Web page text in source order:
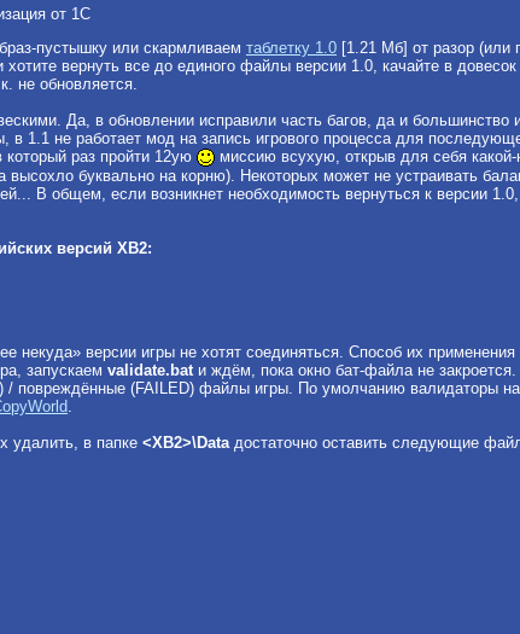
от 1С
пустышку или скармливаем таблетку 1.0 [1.21 Мб] от разор (или
вернуть все до единого файлы версии 1.0, качайте в
не обновляется.
Да, в обновлении исправили часть багов, да и большинство
1.1 не работает мод на запись игрового процесса для
раз пройти 12ую
миссию всухую, открыв для себя какой-
буквально на корню). Некоторых может не устраивать
В общем, если возникнет необходимость вернуться к версии
версий ХВ2:
некуда» версии игры не хотят соединяться. Способ их
запускаем validate.batи ждём, пока окно бат-файла не
/ повреждённые (FAILED) файлы игры. По умолчанию валидаторы
.
удалить, в папке <ХВ2>\Dataдостаточно оставить следующие